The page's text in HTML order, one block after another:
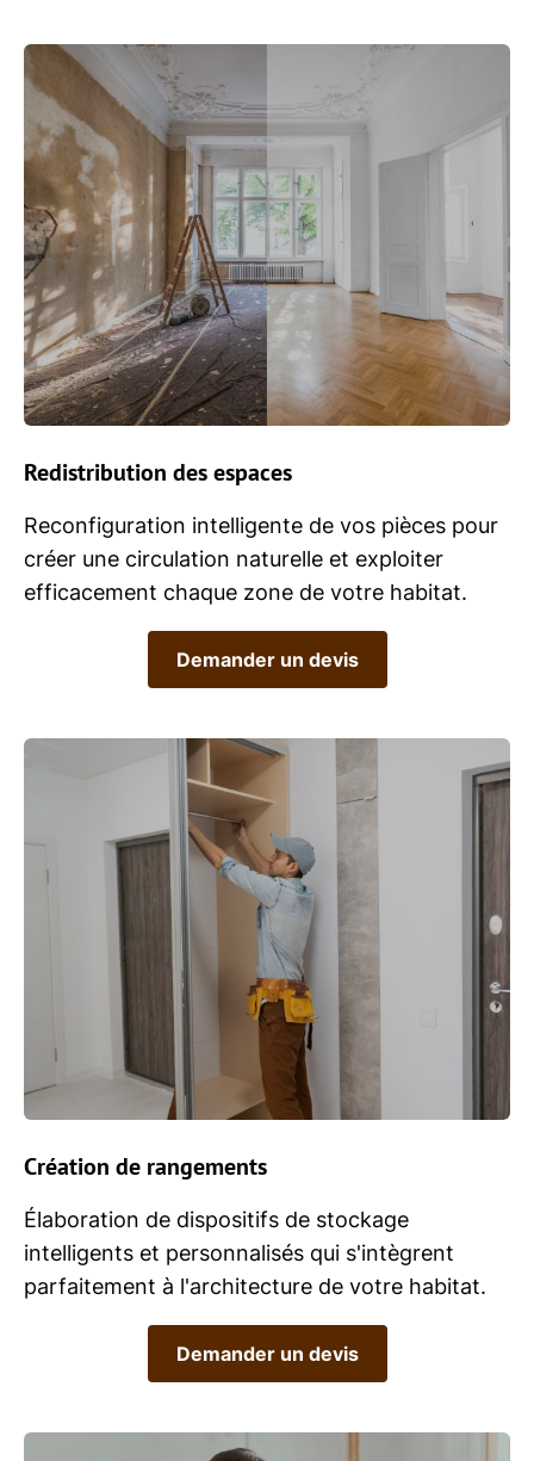
Redistribution des espaces
Reconfiguration intelligente de vos pièces pour
créer une circulation naturelle et exploiter
efficacement chaque zone de votre habitat.
Demander un devis
Création de rangements
Élaboration de dispositifs de stockage
intelligents et personnalisés qui s'intègrent
parfaitement à l'architecture de votre habitat.
Demander un devis